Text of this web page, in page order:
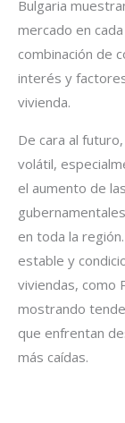
Bulgaria
mercado en
combinación de
interés y
vivienda.
De cara al
volátil,
el aumento de
en toda la
estable y
viviendas, como
mostrando
que enfrentan
más caídas.